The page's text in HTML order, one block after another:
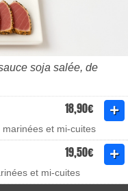
soja salée, de
18,90€
et mi-cuites
19,50€
et mi-cuites